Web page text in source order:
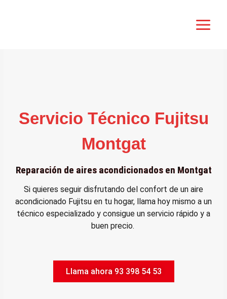
Servicio Técnico Fujitsu
Montgat
Reparación de aires acondicionados en Montgat
Si quieres seguir disfrutando del confort de un aire
acondicionado Fujitsu en tu hogar, llama hoy mismo a un
técnico especializado y consigue un servicio rápido y a
buen precio.
Llama ahora 93 398 54 53